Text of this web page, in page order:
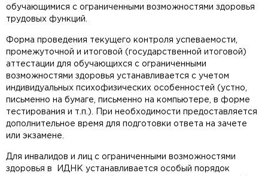
обучающимися с ограниченными возможностями здоровья
трудовых функций.
Форма проведения текущего контроля успеваемости,
промежуточной и итоговой (государственной итоговой)
аттестации для обучающихся с ограниченными
возможностями здоровья устанавливается с учетом
индивидуальных психофизических особенностей (устно,
письменно на бумаге, письменно на компьютере, в форме
тестирования и т.п.). При необходимости предоставляется
дополнительное время для подготовки ответа на зачете
или экзамене.
Для инвалидов и лиц с ограниченными возможностями
здоровья в ИДНК устанавливается особый порядок